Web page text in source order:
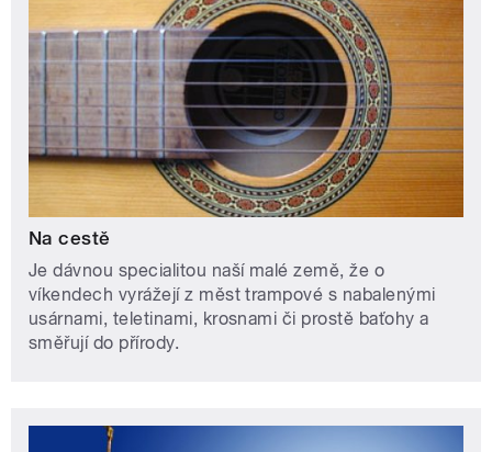
Na cestě
Je dávnou specialitou naší malé země, že o
víkendech vyrážejí z měst trampové s nabalenými
usárnami, teletinami, krosnami či prostě baťohy a
směřují do přírody.